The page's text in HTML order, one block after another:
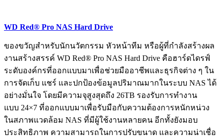
WD Red® Pro NAS Hard Drive
ของขวัญสำหรับนักนวัตกรรม หัวหน้าทีม หรือผู้ที่กำลังสร้างผล
งานสร้างสรรค์ WD Red® Pro NAS Hard Drive คือฮาร์ดไดรฟ์
ระดับองค์กรที่ออกแบบมาเพื่อช่วยมืออาชีพและธุรกิจต่าง ๆ ใน
การจัดเก็บ แชร์ และปกป้องข้อมูลปริมาณมากในระบบ NAS ได้
อย่างมั่นใจ โดยมีความจุสูงสุดถึง 26TB รองรับการทำงาน
แบบ 24×7 ที่ออกแบบมาเพื่อรับมือกับความต้องการหนักหน่วง
ในสภาพแวดล้อม NAS ที่มีผู้ใช้งานหลายคน อีกทั้งยังมอบ
ประสิทธิภาพ ความสามารถในการปรับขนาด และความน่าเชื่อ